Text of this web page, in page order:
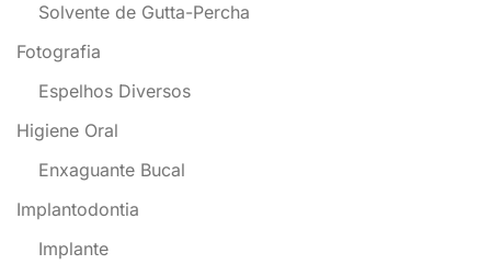
Solvente de Gutta-Percha
Fotografia
Espelhos Diversos
Higiene Oral
Enxaguante Bucal
Implantodontia
Implante